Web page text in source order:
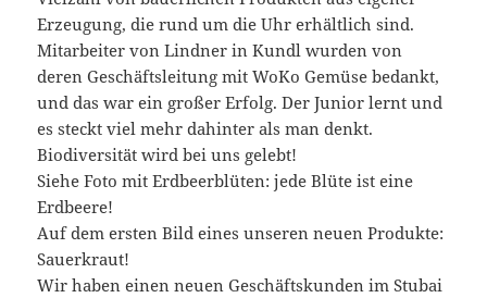
Erzeugung, die rund um die Uhr erhältlich sind.
Mitarbeiter von Lindner in Kundl wurden von
deren Geschäftsleitung mit WoKo Gemüse bedankt,
und das war ein großer Erfolg. Der Junior lernt und
es steckt viel mehr dahinter als man denkt.
Biodiversität wird bei uns gelebt!
Siehe Foto mit Erdbeerblüten: jede Blüte ist eine
Erdbeere!
Auf dem ersten Bild eines unseren neuen Produkte:
Sauerkraut!
Wir haben einen neuen Geschäftskunden im Stubai